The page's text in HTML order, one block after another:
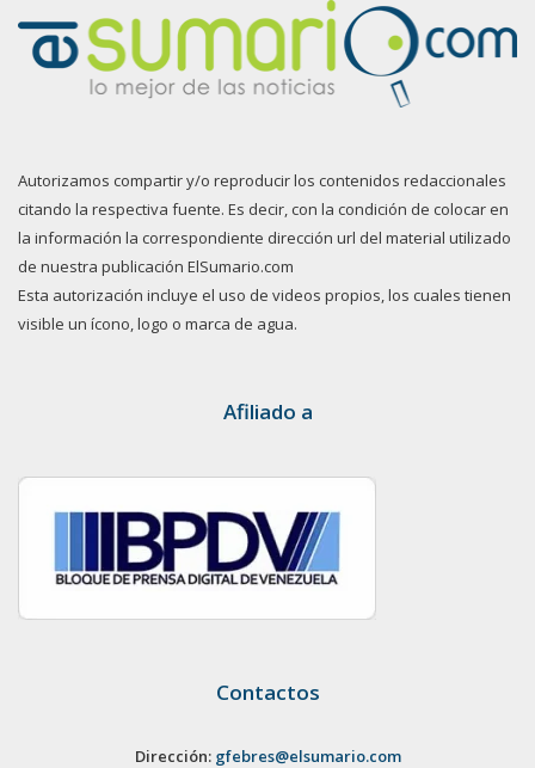
Autorizamos compartir y/o reproducir los contenidos redaccionales
citando la respectiva fuente. Es decir, con la condición de colocar en
la información la correspondiente dirección url del material utilizado
de nuestra publicación ElSumario.com
Esta autorización incluye el uso de videos propios, los cuales tienen
visible un ícono, logo o marca de agua.
Afiliado a
Contactos
Dirección: gfebres@elsumario.com